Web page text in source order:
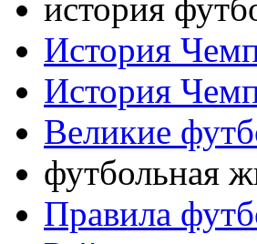
история
История
История
Великие
футбольная
Правила